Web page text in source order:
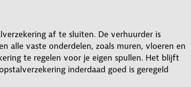
af te sluiten. De verhuurder is
alle vaste onderdelen, zoals muren, vloeren en
te regelen voor je eigen spullen. Het blijft
inderdaad goed is geregeld